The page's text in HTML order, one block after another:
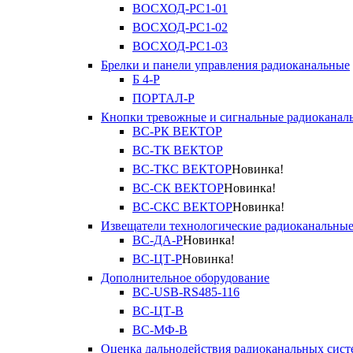
ВОСХОД-РС1-01
ВОСХОД-РС1-02
ВОСХОД-РС1-03
Брелки и панели управления радиоканальные
Б 4-Р
ПОРТАЛ-Р
Кнопки тревожные и сигнальные
ВС-РК ВЕКТОР
ВС-ТК ВЕКТОР
ВС-ТКС ВЕКТОРНовинка!
ВС-СК ВЕКТОРНовинка!
ВС-СКС ВЕКТОРНовинка!
Извещатели технологические радиоканальные
ВС-ДА-РНовинка!
ВС-ЦТ-РНовинка!
Дополнительное оборудование
ВС-USB-RS485-116
ВС-ЦТ-В
ВС-МФ-В
Оценка дальнодействия радиоканальных